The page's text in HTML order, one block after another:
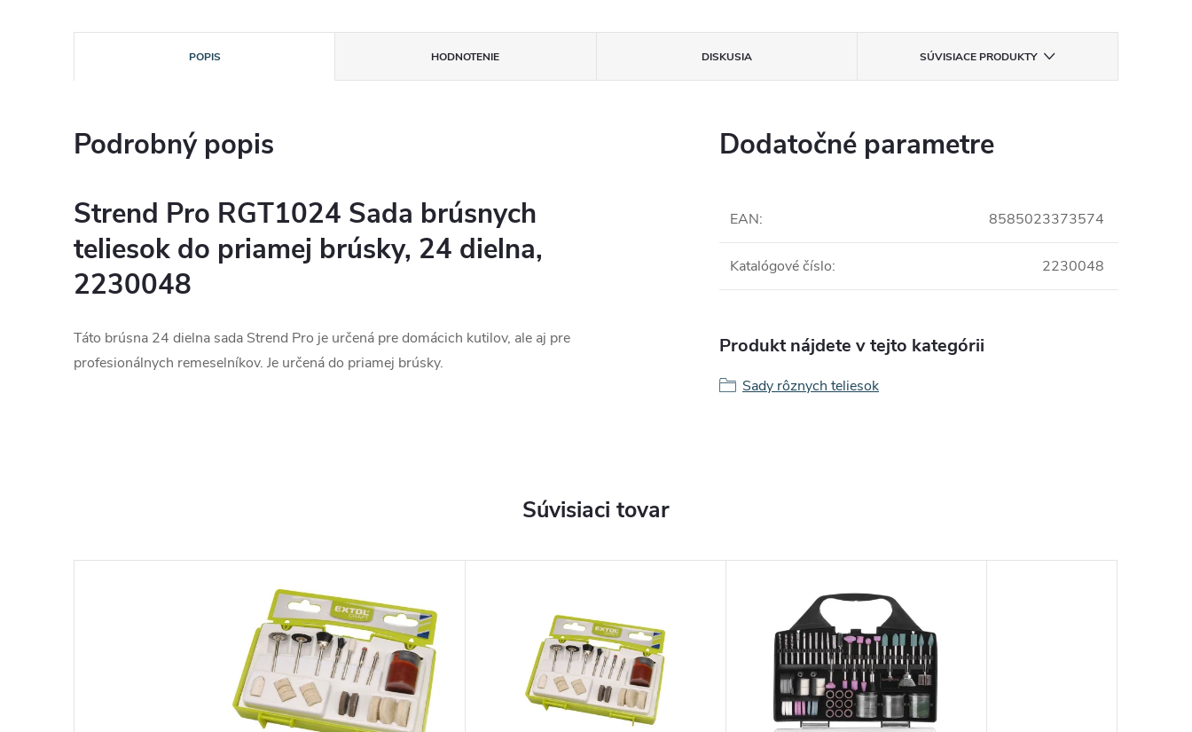
POPIS HODNOTENIE DISKUSIA SÚVISIACE PRODUKTY
Podrobný popis
Strend Pro RGT1024 Sada brúsnych
teliesok do priamej brúsky, 24 dielna,
2230048
Táto brúsna 24 dielna sada Strend Pro je určená pre domácich kutilov, ale aj pre
profesionálnych remeselníkov. Je určená do priamej brúsky.
Dodatočné parametre
EAN: 8585023373574
Katalógové číslo: 2230048
Produkt nájdete v tejto kategórii
Sady rôznych teliesok
Súvisiaci tovar